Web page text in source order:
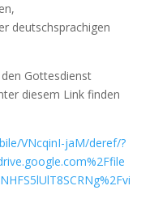
deutschsprachigen
Gottesdienst
diesem Link finden
VNcqinI-jaM/deref/?